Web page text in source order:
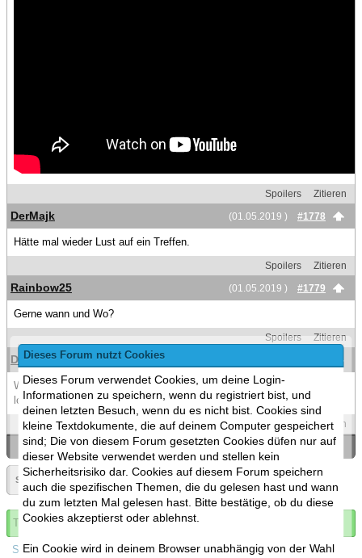
Dieses Forum nutzt Cookies
Dieses Forum verwendet Cookies, um deine Login-
Informationen zu speichern, wenn du registriert bist, und
deinen letzten Besuch, wenn du es nicht bist. Cookies sind
kleine Textdokumente, die auf deinem Computer gespeichert
sind; Die von diesem Forum gesetzten Cookies düfen nur auf
dieser Website verwendet werden und stellen kein
Sicherheitsrisiko dar. Cookies auf diesem Forum speichern
auch die spezifischen Themen, die du gelesen hast und wann
du zum letzten Mal gelesen hast. Bitte bestätige, ob du diese
Cookies akzeptierst oder ablehnst.
Ein Cookie wird in deinem Browser unabhängig von der Wahl
Spoilers
Zitieren
(01.05.2019 )
#1778
DerMajk
Hätte mal wieder Lust auf ein Treffen.
Spoilers
Zitieren
(01.05.2019 )
#1779
Rainbow25
Gerne wann und Wo?
Spoilers
Zitieren
DerMajk
Weiß ich nicht, hatte gehofft eine Diskussion mit Vorschlägen
loszutretten. Ich persönlich sollte ab übernächster Woche Zeit haben.
Spoilers Zitieren
«Ein Thema zurück|Ein Thema vor»
Seite:
Thema abonnieren
Spoilers